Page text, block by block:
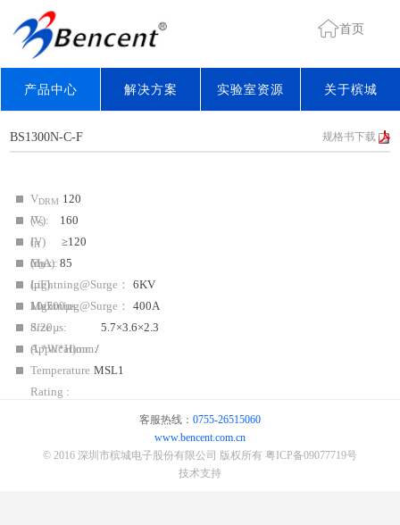
首页
产品中心 解决方案 实验室资源 关于槟城
BS1300N-C-F 规格书下载
VDRM
(V):
120
VS
(V)
Max:
160
IH
(mA):
≥120
CO
(pF)
Max:
85
Lightning@Surge：
10/700µs:
6KV
Lightning@Surge：
8/20µs:
400A
Size
(L*W*H)mm:
5.7×3.6×2.3
Application: /
Temperature
Rating :
MSL1
客服热线： 0755-26515060
www.bencent.com.cn
© 2016 深圳市槟城电子股份有限公司 版权所有 粤ICP备09077719号
技术支持